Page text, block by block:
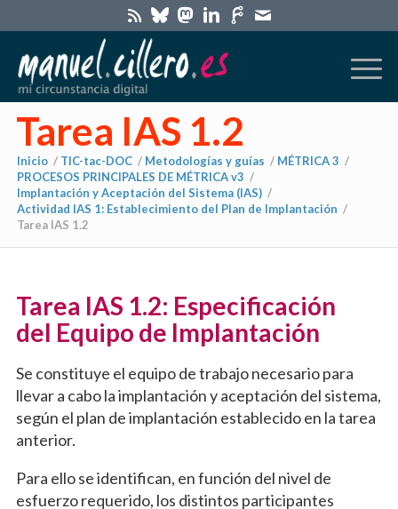
Tarea IAS 1.2
Inicio / TIC-tac-DOC / Metodologías y guías / MÉTRICA 3 /
PROCESOS PRINCIPALES DE MÉTRICA v3 /
Implantación y Aceptación del Sistema (IAS) /
Actividad IAS 1: Establecimiento del Plan de Implantación /
Tarea IAS 1.2
Tarea IAS 1.2: Especificación
del Equipo de Implantación
Se constituye el equipo de trabajo necesario para
llevar a cabo la implantación y aceptación del sistema,
según el plan de implantación establecido en la tarea
anterior.
Para ello se identifican, en función del nivel de
esfuerzo requerido, los distintos participantes